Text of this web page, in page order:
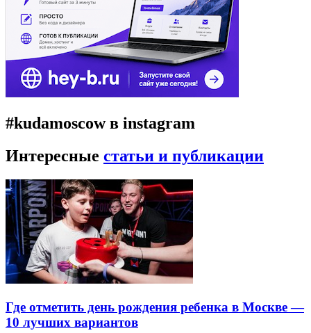
#kudamoscow в instagram
Интересные статьи и публикации
Где отметить день рождения ребенка в Москве —
10 лучших вариантов